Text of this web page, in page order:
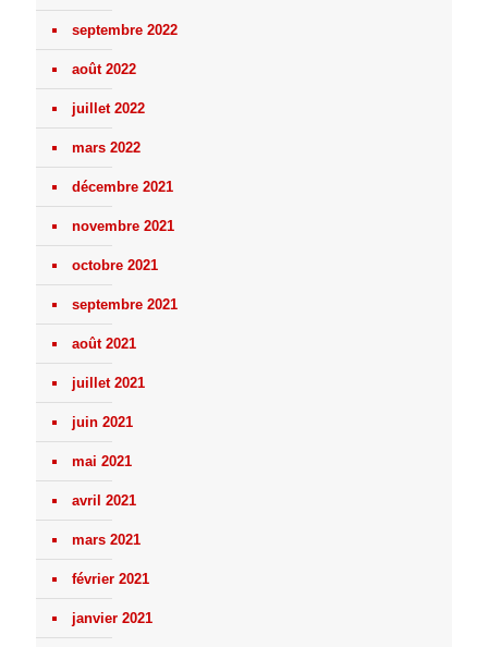
septembre 2022
août 2022
juillet 2022
mars 2022
décembre 2021
novembre 2021
octobre 2021
septembre 2021
août 2021
juillet 2021
juin 2021
mai 2021
avril 2021
mars 2021
février 2021
janvier 2021